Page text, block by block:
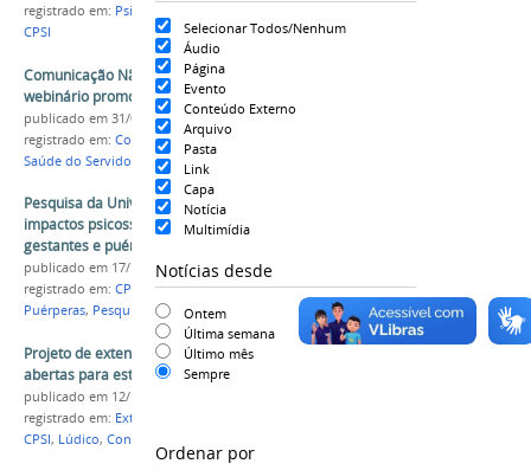
Selecionar Todos/Nenhum
Áudio
Página
Evento
Conteúdo Externo
Arquivo
Pasta
Link
Capa
Notícia
Multimídia
Notícias desde
Ontem
Última semana
Último mês
Sempre
Ordenar por
registrado em: Psicologia
CPSI
Comunicação Não Violenta será debatida em
webinário promovido pela Univasf
publicado em 31/08/2020
registrado em: Comunicação Não Violenta
Saúde do Servidor
Webinário
Pesquisa da Univasf, UEFS e FTC investiga
impactos psicossociais da pandemia na vida de
gestantes e puérperas
publicado em 17/12/2021
registrado em: CPSI Psicologia,Gestantes,
Puérperas, Pesquisa Pandemia,Covid-19
Projeto de extensão Erê está com inscrições
abertas para estudantes voluntários
publicado em 12/11/2020
registrado em: Extensão
CPSI, Lúdico, Contação de Histórias